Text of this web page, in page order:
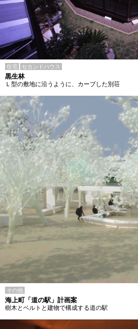
住宅 セカンドハウス
黒生林
Ｌ型の敷地に沿うように、カーブした別荘
その他
海上町「道の駅」計画案
樹木とベルトと建物で構成する道の駅